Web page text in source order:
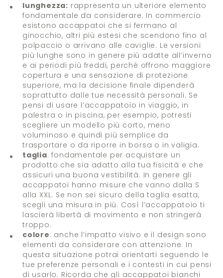
lunghezza: rappresenta un ulteriore elemento
fondamentale da considerare. In commercio
esistono accappatoi che si fermano al
ginocchio, altri più estesi che scendono fino al
polpaccio o arrivano alle caviglie. Le versioni
più lunghe sono in genere più adatte all’inverno
e ai periodi più freddi, perché offrono maggiore
copertura e una sensazione di protezione
superiore, ma la decisione finale dipenderà
soprattutto dalle tue necessità personali. Se
pensi di usare l’accappatoio in viaggio, in
palestra o in piscina, per esempio, potresti
scegliere un modello più corto, meno
voluminoso e quindi più semplice da
trasportare o da riporre in borsa o in valigia.
taglia: fondamentale per acquistare un
prodotto che sia adatto alla tua fisicità e che
assicuri una buona vestibilità. In genere gli
accappatoi hanno misure che vanno dalla S
alla XXL. Se non sei sicuro della taglia esatta,
scegli una misura in più. Così l’accappatoio ti
lascierà libertà di movimento e non stringerà
troppo.
colore: anche l’impatto visivo e il design sono
elementi da considerare con attenzione. In
questa situazione potrai orientarti seguendo le
tue preferenze personali e i contesti in cui pensi
di usarlo. Ricorda che gli accappatoi bianchi